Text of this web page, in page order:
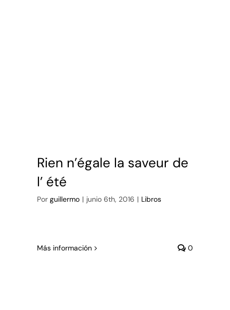
Rien n’égale la saveur de
l’ été
Por guillermo | junio 6th, 2016 | Libros
Más información 0